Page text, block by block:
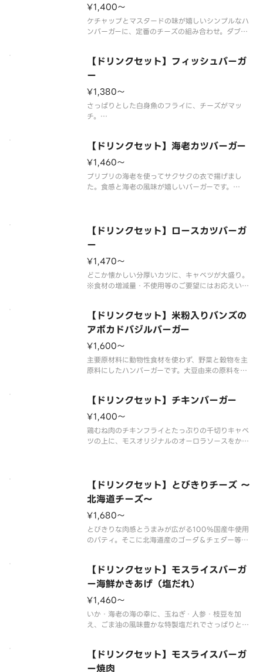
¥1,400〜
ケチャップとマスタードの味が嬉しいシンプルなハ
ンバーガーに、定番のチーズの組み合わせ。ダブル
っては、期間内に販売を終了する場合がございま
す。※食材の増減量・不使用等のご
【ドリンクセット】フィッシュバーガ
ー
¥1,380〜
さっぱりとした白身魚のフライに、チーズがマッ
チ。
※店舗によっては使用食材や野菜のカット方法が異
なる場合があります。
【ドリンクセット】海老カツバーガー
¥1,460〜
プリプリの海老を使ってサクサクの衣で揚げまし
た。食感と海老の風味が嬉しいバーガーです。
しかねます。
【ドリンクセット】ロースカツバーガ
ー
¥1,470〜
どこか懐かしい分厚いカツに、キャベツが大盛り。
※食材の増減量・不使用等のご要望にはお応えいた
【ドリンクセット】米粉入りバンズの
アボカドバジルバーガー
¥1,600〜
主要原材料に動物性食材を使わず、野菜と穀物を主
原料にしたハンバーガーです。大豆由来の原料を使
※あとがけソース付き。※お好みで少量ずつかけて
お召しあがりください。※一部副
【ドリンクセット】チキンバーガー
¥1,400〜
鶏むね肉のチキンフライとたっぷりの千切りキャベ
ツの上に、モスオリジナルのオーロラソースをかけ
※ソースの原材料が一部変更になりました。
※食材の増減量・
【ドリンクセット】とびきりチーズ ～
北海道チーズ～
¥1,680〜
とびきりな肉感とうまみが広がる100％国産牛使用
のパティ。そこに北海道産のゴーダ＆チェダー等を
食欲をそそるモスの自信作です。
※パティに含まれる牛肉は､100％国産です
【ドリンクセット】モスライスバーガ
ー海鮮かきあげ（塩だれ）
¥1,460〜
いか・海老の海の幸に、玉ねぎ・人参・枝豆を加
え、ごま油の風味豊かな特製塩だれでさっぱりと仕
す。
※食材の増減量・不使用等のご要望にはお応えいた
【ドリンクセット】モスライスバーガ
ー焼肉